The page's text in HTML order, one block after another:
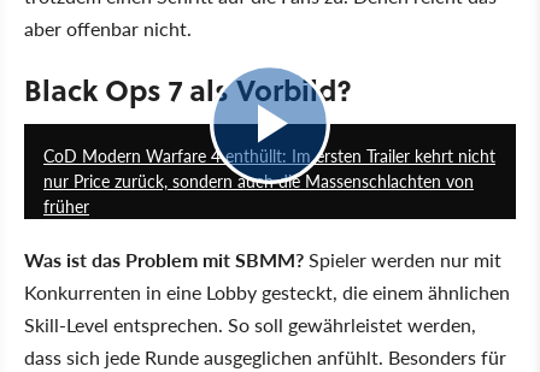
aber offenbar nicht.
Black Ops 7 als Vorbild?
CoD Modern Warfare 4 enthüllt: Im ersten Trailer kehrt nicht
nur Price zurück, sondern auch die Massenschlachten von
früher
Was ist das Problem mit SBMM?Spieler werden nur mit
Konkurrenten in eine Lobby gesteckt, die einem ähnlichen
Skill-Level entsprechen. So soll gewährleistet werden,
dass sich jede Runde ausgeglichen anfühlt. Besonders für